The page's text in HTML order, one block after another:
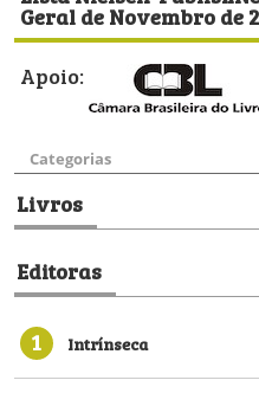
Geral de Novembro de
Apoio:
Categorias
Livros
Editoras
1 Intrínseca